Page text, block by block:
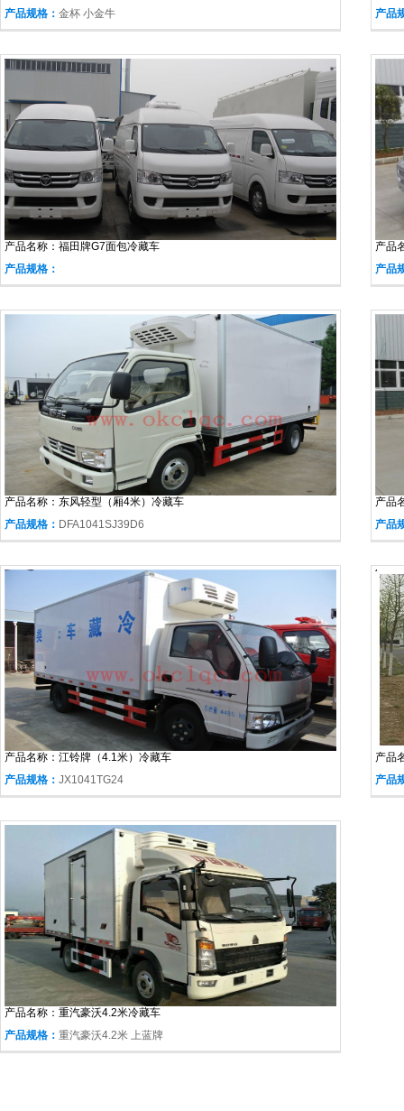
产品规格： 金杯 小金牛
产品
产品名称： 福田牌G7面包冷藏车
产品规格：
产品
产品
产品名称： 东风轻型（厢4米）冷藏车
产品规格： DFA1041SJ39D6
产品
产品
产品名称： 江铃牌（4.1米）冷藏车
产品规格： JX1041TG24
产品
产品
产品名称： 重汽豪沃4.2米冷藏车
产品规格： 重汽豪沃4.2米 上蓝牌